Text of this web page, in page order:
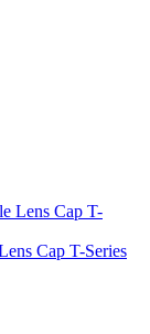
Cap T-Series